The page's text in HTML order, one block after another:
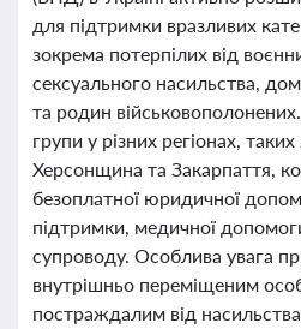
для підтримки вразливих
зокрема потерпілих від
сексуального насильства,
та родин
групи у різних регіонах,
Херсонщина та Закарпаття,
безоплатної юридичної
підтримки, медичної
супроводу. Особлива увага
внутрішньо переміщеним
постраждалим від